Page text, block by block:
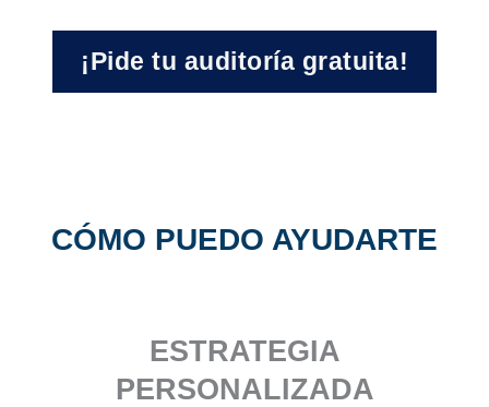
¡Pide tu auditoría gratuita!
CÓMO PUEDO AYUDARTE
ESTRATEGIA
PERSONALIZADA​